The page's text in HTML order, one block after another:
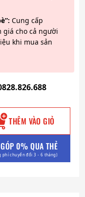
Cung cấp
giá cho cả người
khi mua sản
THÊM VÀO GIỎ
0% QUA THẺ
phí chuyển đổi 3 - 6 tháng)